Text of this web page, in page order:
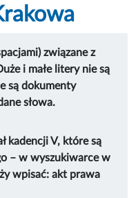
związane z
i małe litery nie są
są dokumenty
słowa.
kadencji V, które są
– w wyszukiwarce w
wpisać: akt prawa